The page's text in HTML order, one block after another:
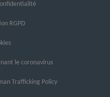
RGPD
le coronavirus
Trafficking Policy